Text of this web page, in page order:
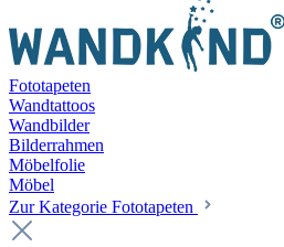
Fototapeten
Wandtattoos
Wandbilder
Bilderrahmen
Möbelfolie
Möbel
Zur Kategorie Fototapeten